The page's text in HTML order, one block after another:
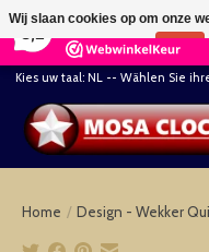
164
Kies uw taal: NL -- Wählen Sie
Home / Design - Wekker
Wij slaan cookies op om onze
Nee